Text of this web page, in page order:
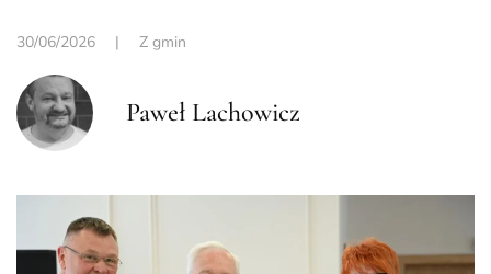
30/06/2026 | Z gmin
Paweł Lachowicz